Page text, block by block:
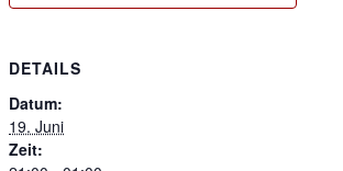
DETAILS
Datum:
19. Juni
Zeit: